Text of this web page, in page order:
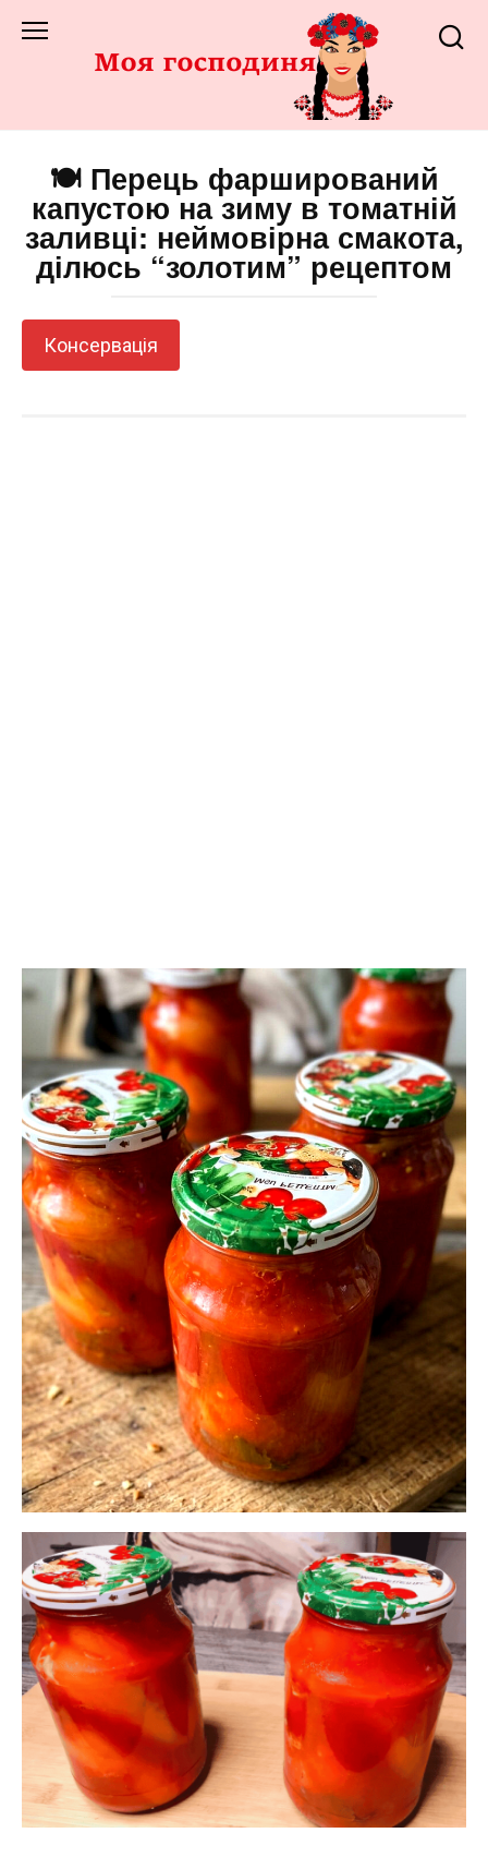
до
🍽️ Перець фарширований
капустою на зиму в томатній
заливці: неймовірна смакота,
ділюсь “золотим” рецептом
Консервація